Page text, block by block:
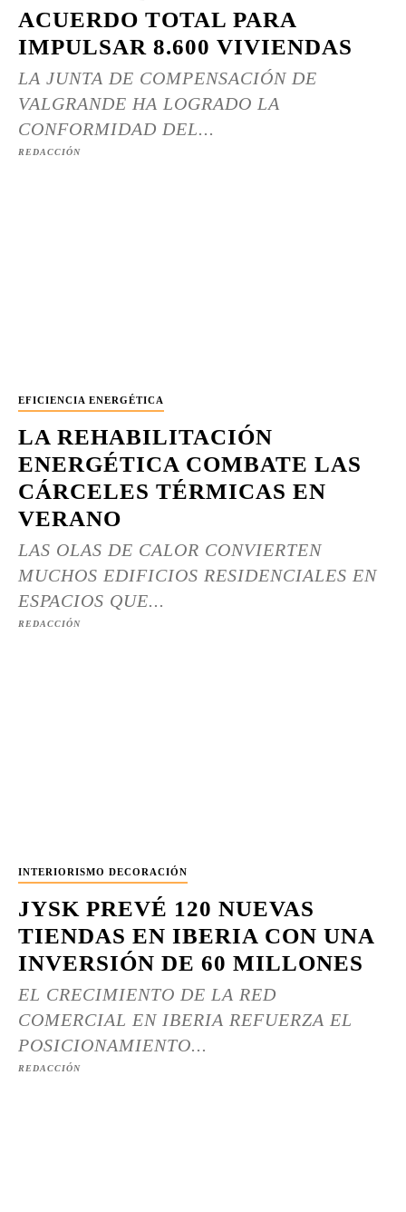
ACUERDO TOTAL PARA
IMPULSAR 8.600 VIVIENDAS
LA JUNTA DE COMPENSACIÓN DE
VALGRANDE HA LOGRADO LA
CONFORMIDAD DEL...
REDACCIÓN
EFICIENCIA ENERGÉTICA
LA REHABILITACIÓN
ENERGÉTICA COMBATE LAS
CÁRCELES TÉRMICAS EN
VERANO
LAS OLAS DE CALOR CONVIERTEN
MUCHOS EDIFICIOS RESIDENCIALES EN
ESPACIOS QUE...
REDACCIÓN
INTERIORISMO DECORACIÓN
JYSK PREVÉ 120 NUEVAS
TIENDAS EN IBERIA CON UNA
INVERSIÓN DE 60 MILLONES
EL CRECIMIENTO DE LA RED
COMERCIAL EN IBERIA REFUERZA EL
POSICIONAMIENTO...
REDACCIÓN